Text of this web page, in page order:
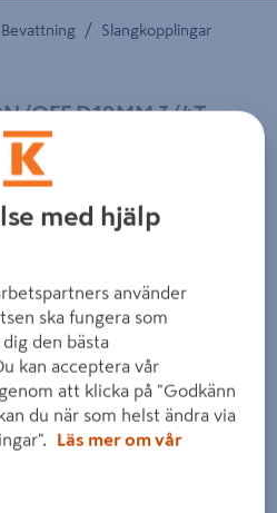
Bevattning / Slangkopplingar
OFF D19MM 3/4T
i produktbeskrivningsområdet
med hjälp
använder
ska fungera som
den bästa
kan acceptera vår
att klicka på "Godkänn
du när som helst ändra via
Läs mer om vår